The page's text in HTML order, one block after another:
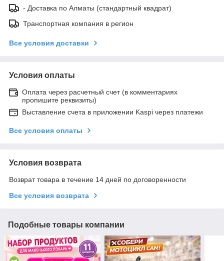
- Доставка по Алматы (стандартный квадрат)
Транспортная компания в регион
Все условия доставки
Условия оплаты
Оплата через расчетный счет (в комментариях
пропишите реквизиты)
Выставление счета в приложении Kaspi через платежи
Все условия оплаты
Условия возврата
Возврат товара в течение 14 дней по договоренности
Все условия возврата
Подобные товары компании